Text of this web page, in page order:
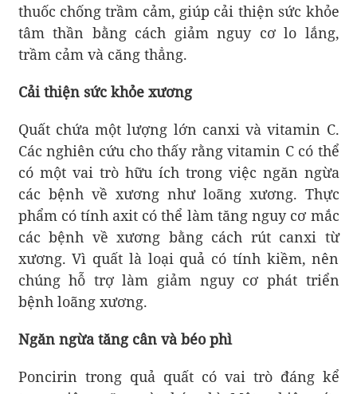
thuốc chống trầm cảm, giúp cải thiện sức khỏe
tâm thần bằng cách giảm nguy cơ lo lắng,
trầm cảm và căng thẳng.
Cải thiện sức khỏe xương
Quất chứa một lượng lớn canxi và vitamin C.
Các nghiên cứu cho thấy rằng vitamin C có thể
có một vai trò hữu ích trong việc ngăn ngừa
các bệnh về xương như loãng xương. Thực
phẩm có tính axit có thể làm tăng nguy cơ mắc
các bệnh về xương bằng cách rút canxi từ
xương. Vì quất là loại quả có tính kiềm, nên
chúng hỗ trợ làm giảm nguy cơ phát triển
bệnh loãng xương.
Ngăn ngừa tăng cân và béo phì
Poncirin trong quả quất có vai trò đáng kể